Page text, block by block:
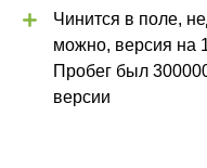
Чинится в поле,
можно, версия на
Пробег был
версии